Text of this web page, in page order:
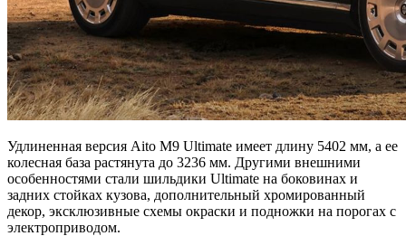
Удлиненная версия Aito M9 Ultimate имеет длину 5402 мм, а ее
колесная база растянута до 3236 мм. Другими внешними
особенностями стали шильдики Ultimate на боковинах и
задних стойках кузова, дополнительный хромированный
декор, эксклюзивные схемы окраски и подножки на порогах с
электроприводом.